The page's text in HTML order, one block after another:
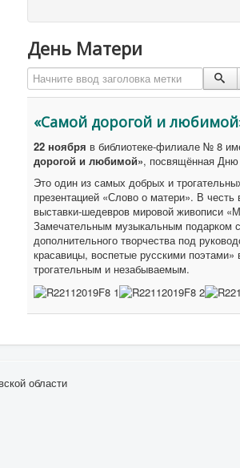
День Матери
Начните ввод заголовка метки
«Самой дорогой и
22 ноября в библиотеке-филиале № 8
дорогой и любимой», посвящённая
Это один из самых добрых и
презентацией «Слово о матери». В
выставки-шедевров мировой живописи
Замечательным музыкальным подарком
дополнительного творчества под
красавицы, воспетые русскими
трогательным и незабываемым.
области